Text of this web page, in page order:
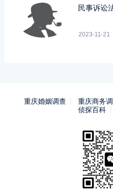
民事诉讼
2023-11-21
重庆婚姻调查 重庆商务
侦探百科